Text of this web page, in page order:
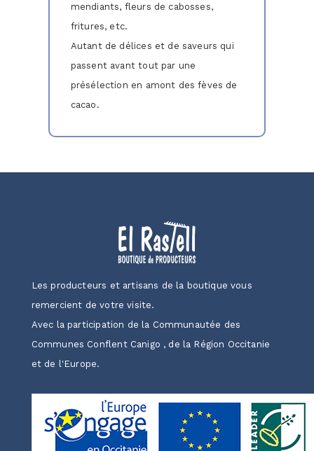
mendiants, fleurs de cabosses,
fritures, etc.
Autant de délices et de saveurs qui
passent avant tout par une
présélection en amont des fèves de
cacao.
Les producteurs et artisans de la boutique vous
remercient de votre visite.
Avec la participation de la Communautée des
Communes Conflent Canigo , de la Région Occitanie
et de l'Europe.